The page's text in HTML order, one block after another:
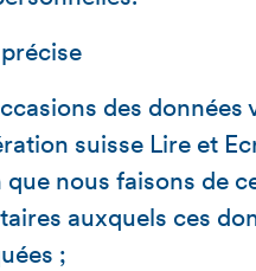
des
suisse Lire et
que nous faisons de
auxquels ces
;